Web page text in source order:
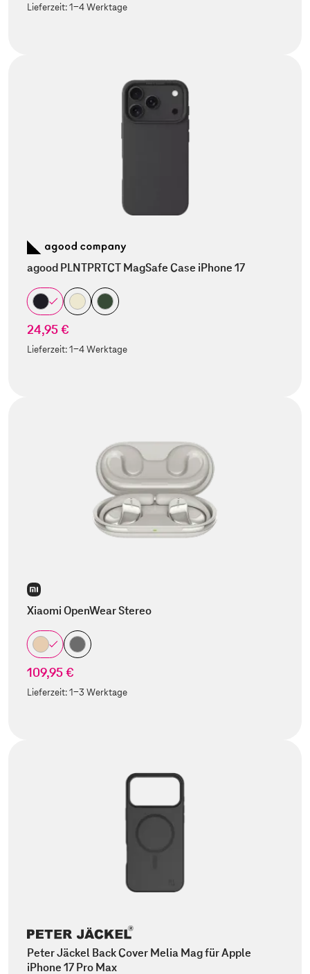
Lieferzeit:1-4 Werktage
agood PLNTPRTCT MagSafe Case iPhone 17
24,95 €
Lieferzeit:1-4 Werktage
Xiaomi OpenWear Stereo
109,95 €
Lieferzeit:1-3 Werktage
Peter Jäckel Back Cover Melia Mag für Apple
iPhone 17 Pro Max